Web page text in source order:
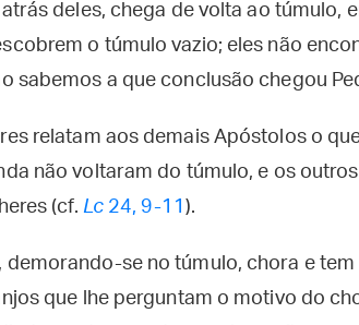
atrás deles, chega de volta ao túmulo,
o túmulo vazio; eles não
sabemos a que conclusão chegou
relatam aos demais Apóstolos o
não voltaram do túmulo, e os
(cf. Lc24, 9-11 ).
demorando-se no túmulo, chora e
que lhe perguntam o motivo do